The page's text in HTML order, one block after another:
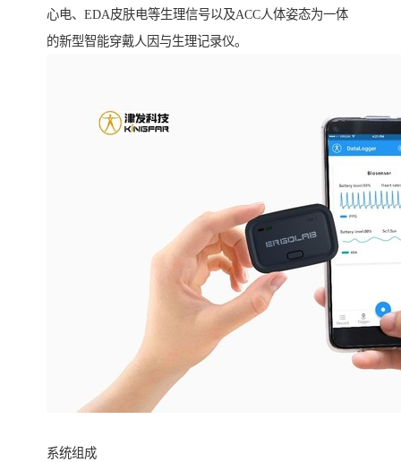
心电、EDA皮肤电等生理信号以及ACC人体姿态为一体
的新型智能穿戴人因与生理记录仪。
系统组成